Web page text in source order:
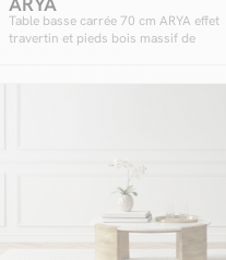
Table basse carrée 70 cm ARYA effet
travertin et pieds bois massif de